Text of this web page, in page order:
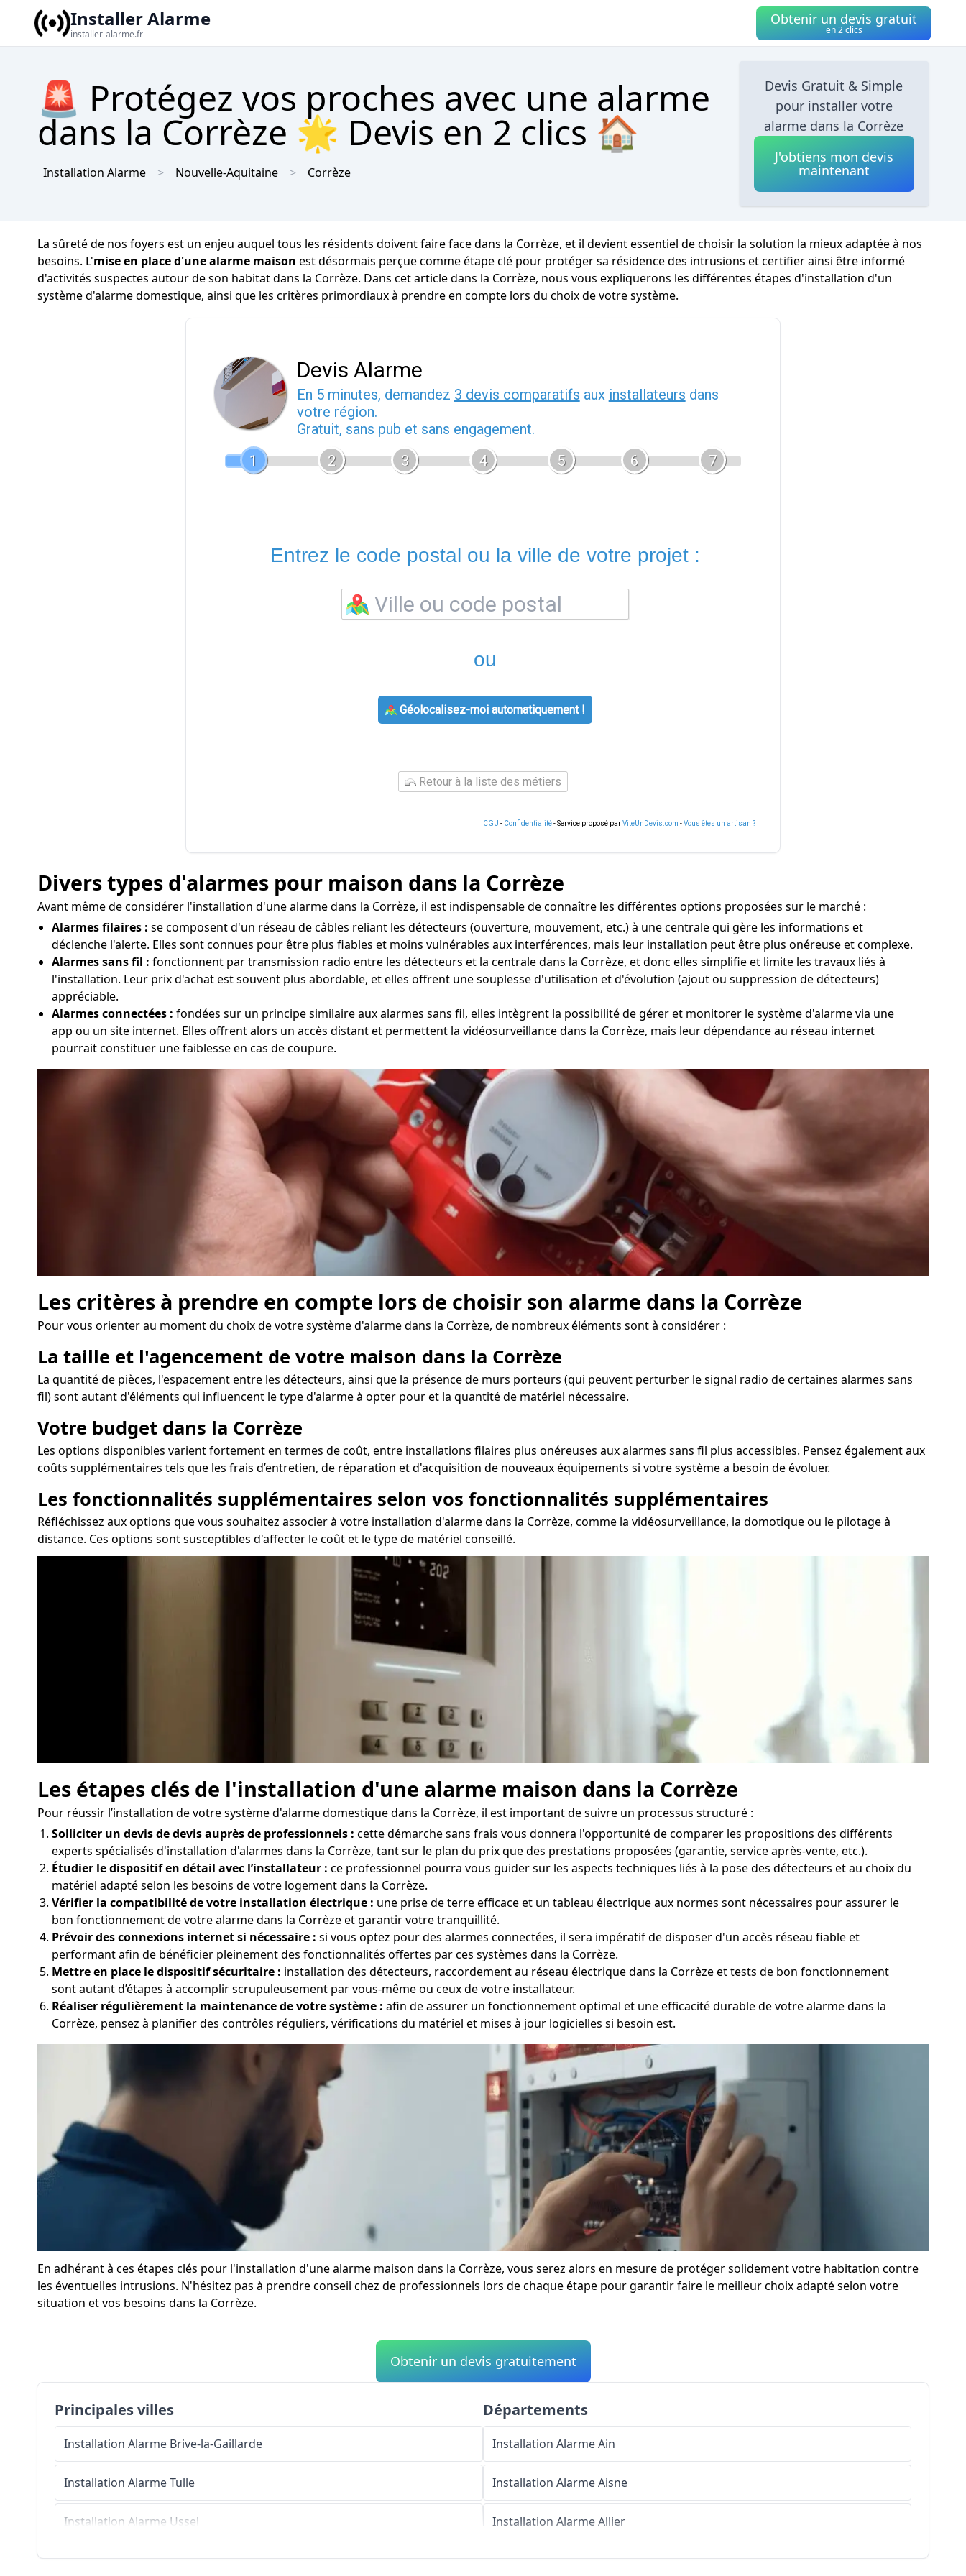
Installer Alarme
installer-alarme.fr
Obtenir un devis gratuit
en 2 clics
🚨 Protégez vos proches avec une alarme
dans la Corrèze 🌟 Devis en 2 clics 🏠
Installation Alarme Nouvelle-Aquitaine Corrèze
Devis Gratuit & Simple
pour installer votre
alarme dans la Corrèze
J'obtiens mon devis
maintenant
La sûreté de nos foyers est un enjeu auquel tous les résidents doivent faire face dans la Corrèze, et il devient essentiel de choisir la solution la mieux adaptée à nos
besoins. L'mise en place d'une alarme maison est désormais perçue comme étape clé pour protéger sa résidence des intrusions et certifier ainsi être informé
d'activités suspectes autour de son habitat dans la Corrèze. Dans cet article dans la Corrèze, nous vous expliquerons les différentes étapes d'installation d'un
système d'alarme domestique, ainsi que les critères primordiaux à prendre en compte lors du choix de votre système.
Devis Alarme
En 5 minutes, demandez 3 devis comparatifs aux installateurs dans
votre région.
Gratuit, sans pub et sans engagement.
1
2 3 4 5 6 7
Entrez le code postal ou la ville de votre projet :
ou
Géolocalisez-moi automatiquement !
Retour à la liste des métiers
CGU - Confidentialité- Service proposé parViteUnDevis.com -Vous êtes un artisan ?
Divers types d'alarmes pour maison dans la Corrèze
Avant même de considérer l'installation d'une alarme dans la Corrèze, il est indispensable de connaître les différentes options proposées sur le marché :
Alarmes filaires : se composent d'un réseau de câbles reliant les détecteurs (ouverture, mouvement, etc.) à une centrale qui gère les informations et
déclenche l'alerte. Elles sont connues pour être plus fiables et moins vulnérables aux interférences, mais leur installation peut être plus onéreuse et complexe.
Alarmes sans fil : fonctionnent par transmission radio entre les détecteurs et la centrale dans la Corrèze, et donc elles simplifie et limite les travaux liés à
l'installation. Leur prix d'achat est souvent plus abordable, et elles offrent une souplesse d'utilisation et d'évolution (ajout ou suppression de détecteurs)
appréciable.
Alarmes connectées : fondées sur un principe similaire aux alarmes sans fil, elles intègrent la possibilité de gérer et monitorer le système d'alarme via une
app ou un site internet. Elles offrent alors un accès distant et permettent la vidéosurveillance dans la Corrèze, mais leur dépendance au réseau internet
pourrait constituer une faiblesse en cas de coupure.
Les critères à prendre en compte lors de choisir son alarme dans la Corrèze
Pour vous orienter au moment du choix de votre système d'alarme dans la Corrèze, de nombreux éléments sont à considérer :
La taille et l'agencement de votre maison dans la Corrèze
La quantité de pièces, l'espacement entre les détecteurs, ainsi que la présence de murs porteurs (qui peuvent perturber le signal radio de certaines alarmes sans
fil) sont autant d'éléments qui influencent le type d'alarme à opter pour et la quantité de matériel nécessaire.
Votre budget dans la Corrèze
Les options disponibles varient fortement en termes de coût, entre installations filaires plus onéreuses aux alarmes sans fil plus accessibles. Pensez également aux
coûts supplémentaires tels que les frais d’entretien, de réparation et d'acquisition de nouveaux équipements si votre système a besoin de évoluer.
Les fonctionnalités supplémentaires selon vos fonctionnalités supplémentaires
Réfléchissez aux options que vous souhaitez associer à votre installation d'alarme dans la Corrèze, comme la vidéosurveillance, la domotique ou le pilotage à
distance. Ces options sont susceptibles d'affecter le coût et le type de matériel conseillé.
Les étapes clés de l'installation d'une alarme maison dans la Corrèze
Pour réussir l’installation de votre système d'alarme domestique dans la Corrèze, il est important de suivre un processus structuré :
Solliciter un devis de devis auprès de professionnels : cette démarche sans frais vous donnera l'opportunité de comparer les propositions des différents
experts spécialisés d'installation d'alarmes dans la Corrèze, tant sur le plan du prix que des prestations proposées (garantie, service après-vente, etc.).
Étudier le dispositif en détail avec l’installateur : ce professionnel pourra vous guider sur les aspects techniques liés à la pose des détecteurs et au choix du
matériel adapté selon les besoins de votre logement dans la Corrèze.
Vérifier la compatibilité de votre installation électrique : une prise de terre efficace et un tableau électrique aux normes sont nécessaires pour assurer le
bon fonctionnement de votre alarme dans la Corrèze et garantir votre tranquillité.
Prévoir des connexions internet si nécessaire : si vous optez pour des alarmes connectées, il sera impératif de disposer d'un accès réseau fiable et
performant afin de bénéficier pleinement des fonctionnalités offertes par ces systèmes dans la Corrèze.
Mettre en place le dispositif sécuritaire : installation des détecteurs, raccordement au réseau électrique dans la Corrèze et tests de bon fonctionnement
sont autant d’étapes à accomplir scrupuleusement par vous-même ou ceux de votre installateur.
Réaliser régulièrement la maintenance de votre système : afin de assurer un fonctionnement optimal et une efficacité durable de votre alarme dans la
Corrèze, pensez à planifier des contrôles réguliers, vérifications du matériel et mises à jour logicielles si besoin est.
En adhérant à ces étapes clés pour l'installation d'une alarme maison dans la Corrèze, vous serez alors en mesure de protéger solidement votre habitation contre
les éventuelles intrusions. N'hésitez pas à prendre conseil chez de professionnels lors de chaque étape pour garantir faire le meilleur choix adapté selon votre
situation et vos besoins dans la Corrèze.
Obtenir un devis gratuitement
Principales villes
Installation Alarme Brive-la-Gaillarde
Installation AlarmeTulle
Installation Alarme Ussel
Installation AlarmeMalemort-sur-Corrèze
Départements
Installation AlarmeAin
Installation AlarmeAisne
Installation AlarmeAllier
Installation AlarmeAlpes-de-Haute-Provence